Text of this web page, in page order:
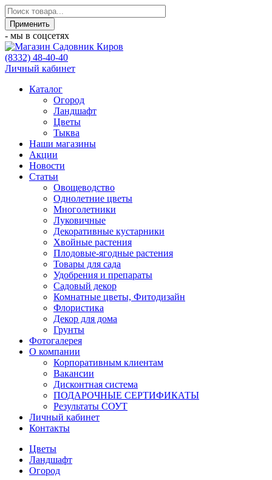
- мы в соцсетях
(8332) 48-40-40
Личный кабинет
Каталог
Огород
Ландшафт
Цветы
Тыква
Наши магазины
Акции
Новости
Статьи
Овощеводство
Однолетние цветы
Многолетники
Луковичные
Декоративные кустарники
Хвойные растения
Плодовые-ягодные растения
Товары для сада
Удобрения и препараты
Садовый декор
Комнатные цветы, Фитодизайн
Флористика
Декор для дома
Грунты
Фотогалерея
О компании
Корпоративным клиентам
Вакансии
Дисконтная система
ПОДАРОЧНЫЕ СЕРТИФИКАТЫ
Результаты СОУТ
Личный кабинет
Контакты
Цветы
Ландшафт
Огород